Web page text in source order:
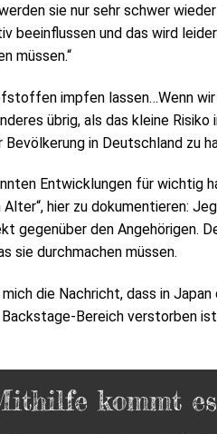
sie nur sehr schwer
beeinflussen und das wird
müssen.“
impfen lassen…Wenn wir
übrig, als das kleine Risiko
in Deutschland zu
Entwicklungen für wichtig
hier zu dokumentieren:
gegenüber den Angehörigen.
sie durchmachen müssen.
die Nachricht, dass in
Bereich verstorben
kommt